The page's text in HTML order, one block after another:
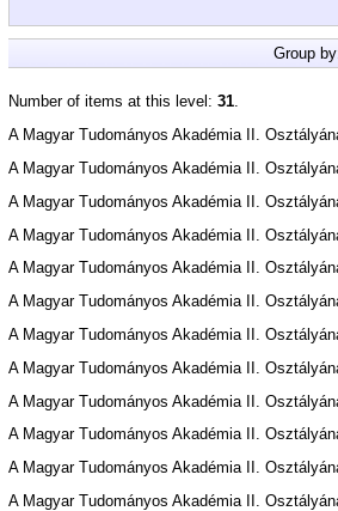
Group
Number of items at this level: 31.
A Magyar Tudományos Akadémia II.
A Magyar Tudományos Akadémia II.
A Magyar Tudományos Akadémia II.
A Magyar Tudományos Akadémia II.
A Magyar Tudományos Akadémia II.
A Magyar Tudományos Akadémia II.
A Magyar Tudományos Akadémia II.
A Magyar Tudományos Akadémia II.
A Magyar Tudományos Akadémia II.
A Magyar Tudományos Akadémia II.
A Magyar Tudományos Akadémia II.
A Magyar Tudományos Akadémia II.